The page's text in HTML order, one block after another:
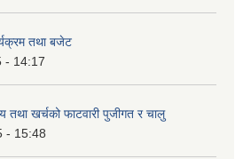
तथा बजेट
- 14:17
खर्चको फाटवारी पुजीगत र चालु
- 15:48